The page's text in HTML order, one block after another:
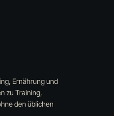
Ernährung und
zu Training,
den üblichen